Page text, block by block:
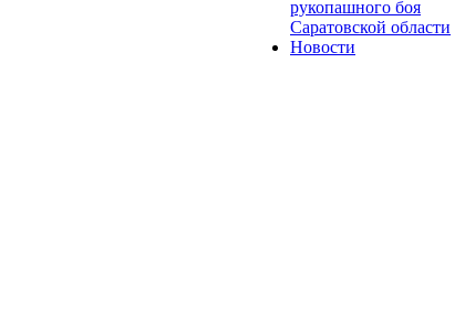
рукопашного боя
Саратовской области
Новости